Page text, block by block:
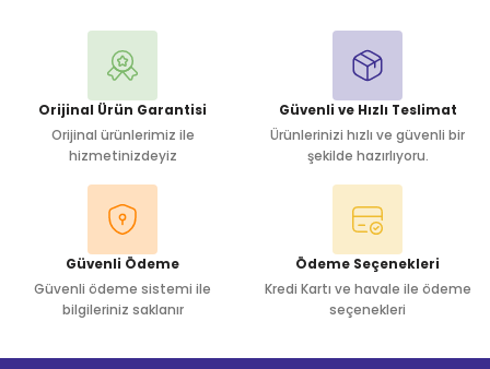
Orijinal Ürün Garantisi
Orijinal ürünlerimiz ile
hizmetinizdeyiz
Güvenli ve Hızlı Teslimat
Ürünlerinizi hızlı ve güvenli bir
şekilde hazırlıyoru.
Güvenli Ödeme
Güvenli ödeme sistemi ile
bilgileriniz saklanır
Ödeme Seçenekleri
Kredi Kartı ve havale ile ödeme
seçenekleri